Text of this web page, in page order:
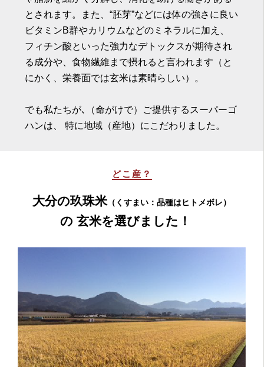
とされます。また、“胚芽”などには体の強さに良い
ビタミンB群やカリウムなどのミネラルに加え、
フィチン酸といった強力なデトックスが期待され
る成分や、食物繊維まで摂れると言われます（と
にかく、栄養面では玄米は素晴らしい）。
でも私たちが､（命がけで）ご提供するスーパーゴ
ハンは、 特に地域（産地）にこだわりました。
どこ産？
大分の玖珠米（くすまい：品種はヒトメボレ）
の 玄米を選びました！